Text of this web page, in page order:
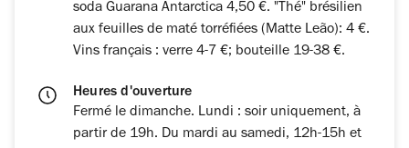
soda Guarana Antarctica 4,50 €. "Thé" brésilien
aux feuilles de maté torréfiées (Matte Leão): 4 €.
Vins français : verre 4-7 €; bouteille 19-38 €.
Heures d'ouverture
Fermé le dimanche. Lundi : soir uniquement, à
partir de 19h. Du mardi au samedi, 12h-15h et